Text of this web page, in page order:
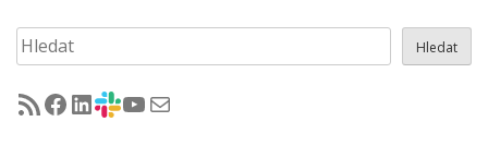
Hledat Hledat
RSS - články na jug.cz
Facebook skupina Czech Java User Group
LinkedIn skupina Czech Java User Group
CZJUG Slack fórum
CZJUG YouTube kanálCZJUG email